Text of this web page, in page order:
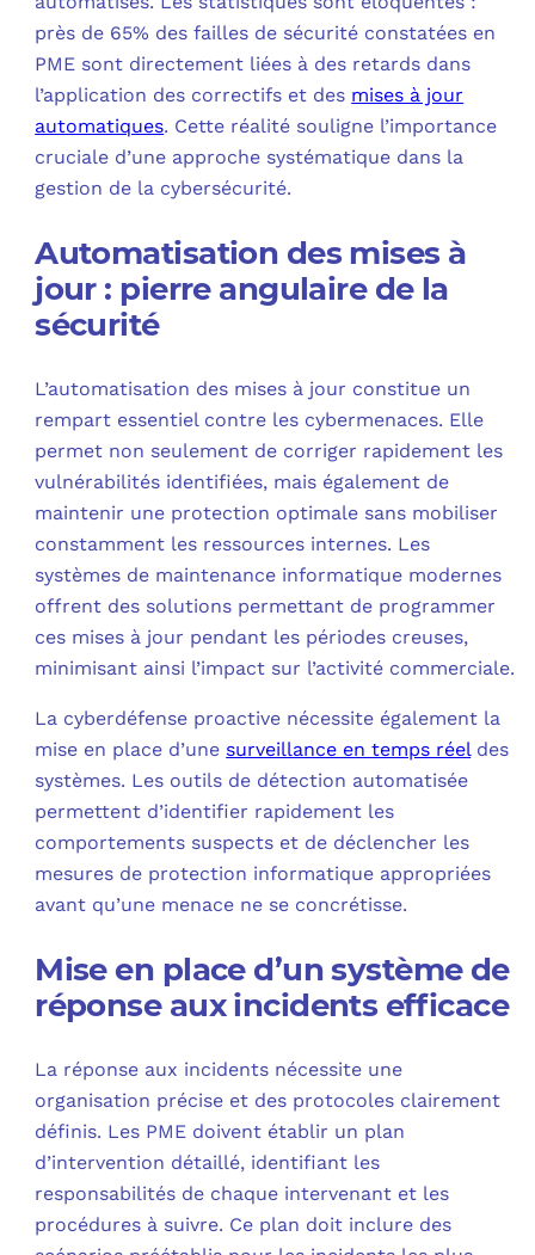
près de 65% des failles de sécurité constatées en
PME sont directement liées à des retards dans
l’application des correctifs et des mises à jour
automatiques. Cette réalité souligne l’importance
cruciale d’une approche systématique dans la
gestion de la cybersécurité.
Automatisation des mises à
jour : pierre angulaire de la
sécurité
L’automatisation des mises à jour constitue un
rempart essentiel contre les cybermenaces. Elle
permet non seulement de corriger rapidement les
vulnérabilités identifiées, mais également de
maintenir une protection optimale sans mobiliser
constamment les ressources internes. Les
systèmes de maintenance informatique modernes
offrent des solutions permettant de programmer
ces mises à jour pendant les périodes creuses,
minimisant ainsi l’impact sur l’activité commerciale.
La cyberdéfense proactive nécessite également la
mise en place d’une surveillance en temps réel des
systèmes. Les outils de détection automatisée
permettent d’identifier rapidement les
comportements suspects et de déclencher les
mesures de protection informatique appropriées
avant qu’une menace ne se concrétisse.
Mise en place d’un système de
réponse aux incidents efficace
La réponse aux incidents nécessite une
organisation précise et des protocoles clairement
définis. Les PME doivent établir un plan
d’intervention détaillé, identifiant les
responsabilités de chaque intervenant et les
procédures à suivre. Ce plan doit inclure des